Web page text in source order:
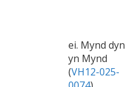
ei. Mynd dyn
yn Mynd
(VH12-025-